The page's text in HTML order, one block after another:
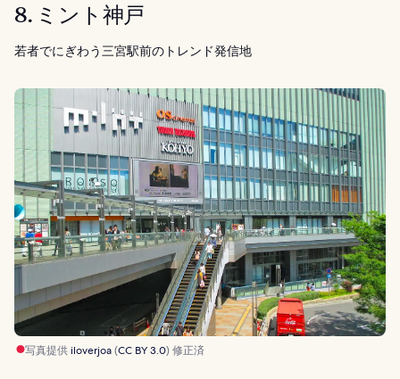
8. ミント神戸
若者でにぎわう三宮駅前のトレンド発信地
写真提供 iloverjoa(CC BY 3.0) 修正済